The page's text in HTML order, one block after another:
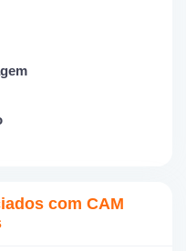
com CAM